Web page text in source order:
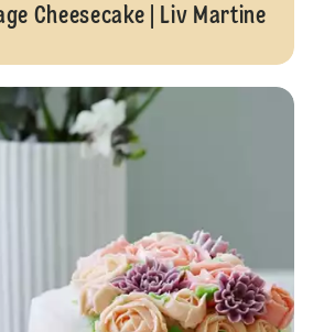
Cheesecake | Liv Martine